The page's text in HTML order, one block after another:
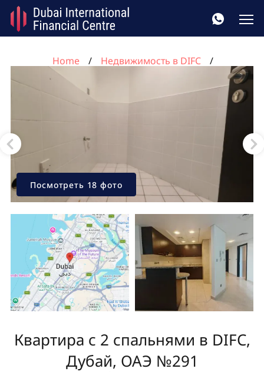
Home
Недвижимость в DIFC
Квартира с 2 спальнями в DIFC, Дубай, ОАЭ №291
Посмотреть 18 фото
Квартира с 2 спальнями в DIFC,
Дубай, ОАЭ №291